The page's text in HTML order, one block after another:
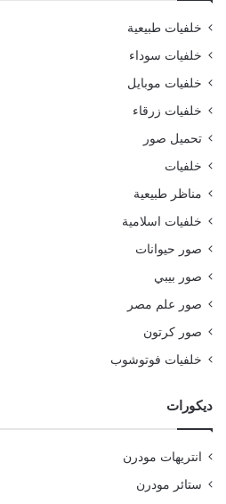
خلفيات طبيعية
خلفيات سوداء
خلفيات موبايل
خلفيات زرقاء
تحميل صور
خلفيات
مناظر طبيعية
خلفيات اسلامية
صور حيوانات
صور بيبي
صور علم مصر
صور كرتون
خلفيات فوتوشوب
ديكورات
انتريهات مودرن
ستائر مودرن